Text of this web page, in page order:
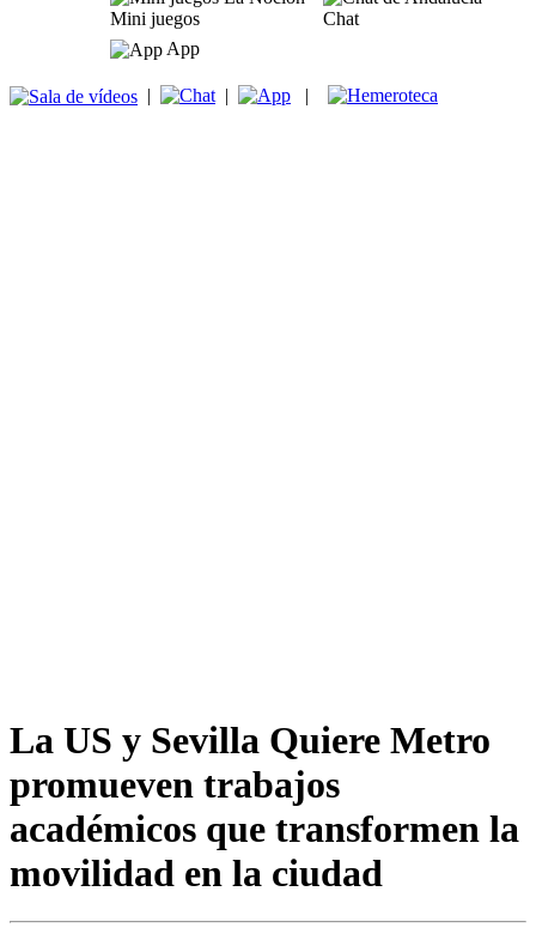
Mini juegos
Chat
App
| | |
La US y Sevilla Quiere Metro
promueven trabajos
académicos que transformen la
movilidad en la ciudad